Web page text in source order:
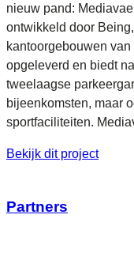
nieuw pand:
ontwikkeld door
kantoorgebouwen
opgeleverd en biedt
tweelaagse
bijeenkomsten, maar
sportfaciliteiten.
Bekijk dit project
Partners